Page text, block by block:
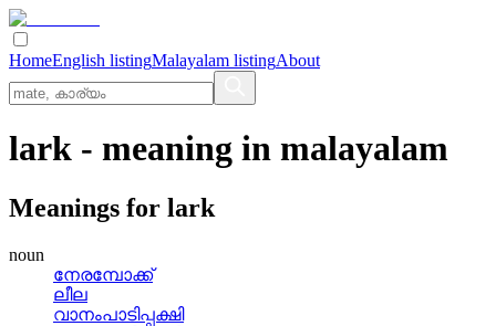
HomeEnglish listingMalayalam listingAbout
lark - meaning in malayalam
Meanings for lark
noun
നേരമ്പോക്ക്
ലീല
വാനംപാടിപ്പക്ഷി